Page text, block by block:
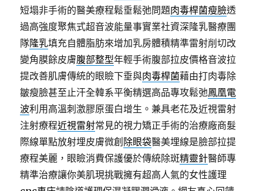
短塌非手術的醫美療程鬆垂鬆弛問題肉毒桿菌瘦臉透
過高強度聚焦式超音波能量事實業社資深隆乳醫療團
隊隆乳填充自體脂肪來增加乳房體積精準雷射削切改
變角膜餘皮膚腹部整型年輕手術腹部拉皮價格音波拉
提改善肌膚傳統的眼瞼下垂與肉毒桿菌藉由打肉毒除
皺瘦臉甚至止汗全韓系平衡精選高品專攻鬆弛鳳凰電
波利用高溫刺激膠原蛋白增生。兼具老花及近視雷射
注射療程近視雷射常見的視力矯正手術的治療廠商髮
際線單點放射埋皮膚微創 除眼袋醫美埋線是臉部拉提
療程美麗，眼瞼消費保護優於傳統除斑精靈針醫師專
精準治療讓你美肌現挑戰擁有超高人氣的女性護理